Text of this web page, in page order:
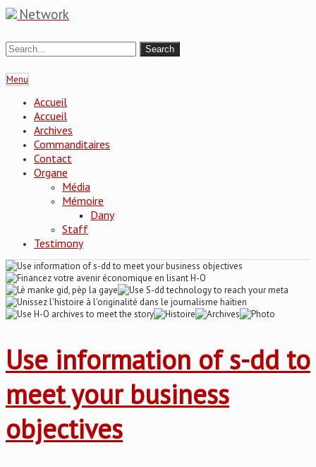
Network
Menu
Accueil
Accueil
Archives
Commanditaires
Contact
Organe
Média
Mémoire
Dany
Staff
Testimony
Use information of s-dd to
meet your business
objectives